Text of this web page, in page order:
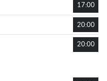
17:00
20:00
20:00